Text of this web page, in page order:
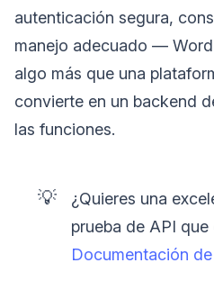
autenticación segura,
manejo adecuado —
algo más que una
convierte en un backend
las funciones.
💡
¿Quieres una
prueba de API que
Documentación